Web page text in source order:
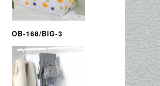
OB-168/BIG-3